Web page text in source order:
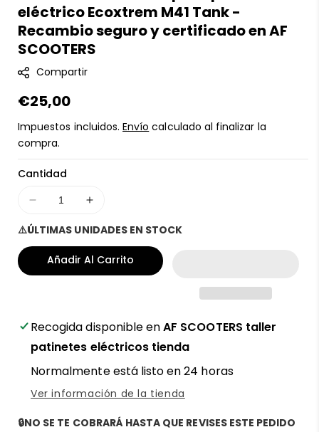
U
:
eléctrico Ecoxtrem M41 Tank -
Recambio seguro y certificado en AF
SCOOTERS
Compartir
Precio
regular
€25,00
Impuestos incluidos.Envío calculado al finalizar la
compra.
Cantidad
Disminuir
cantidad
para
Cable
motor
eléctrico
Ecoxtrem
M41
Tank
Recambio
Aumentar
para
Cable
motor
eléctrico
Ecoxtrem
M41
Tank
Recambio
seguro
⚠️ÚLTIMAS UNIDADES EN STOCK
Añadir Al Carrito
Recogida disponible enAF SCOOTERS taller
patinetes eléctricos tienda
Normalmente está listo en 24 horas
Ver información de la tienda
🔒NO SE TE COBRARÁ HASTA QUE REVISES ESTE PEDIDO